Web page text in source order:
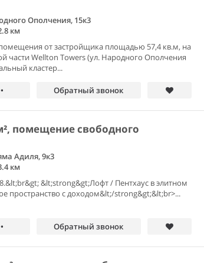
Ополчения, 15к3
км
от застройщика площадью 57,4 кв.м, на
части Wellton Towers (ул. Народного Ополчения
кластер...
Обратный звонок
помещение свободного
Адиля, 9к3
км
&lt;strong&gt;Лофт / Пентхаус в элитном
пространство с доходом&lt;/strong&gt;&lt;br>...
Обратный звонок